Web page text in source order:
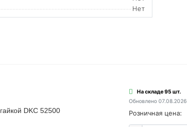
Нет
DKC 52500
На складе 95 шт.
Обновлено 07.08.2026
Розничная цена: